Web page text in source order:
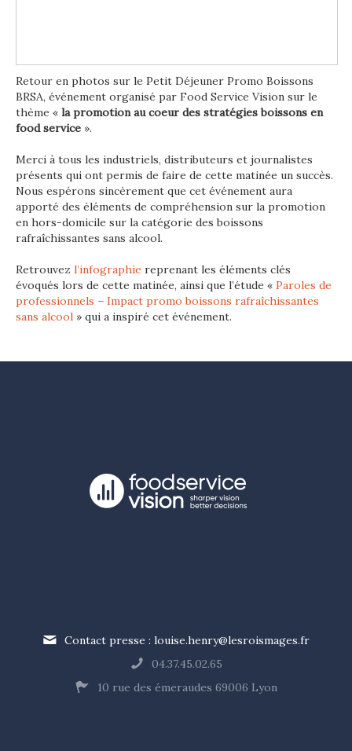
Retour en photos sur le Petit Déjeuner Promo Boissons
BRSA, événement organisé par Food Service Vision sur le
thème « la promotion au coeur des stratégies boissons en
food service ».
Merci à tous les industriels, distributeurs et journalistes
présents qui ont permis de faire de cette matinée un succès.
Nous espérons sincèrement que cet événement aura
apporté des éléments de compréhension sur la promotion
en hors-domicile sur la catégorie des boissons
rafraîchissantes sans alcool.
Retrouvez l’infographie reprenant les éléments clés
évoqués lors de cette matinée, ainsi que l’étude « Paroles de
professionnels – Impact promo boissons rafraîchissantes
sans alcool » qui a inspiré cet événement.
Contact presse : louise.henry@lesroismages.fr
04.37.45.02.65
10 rue des émeraudes 69006 Lyon